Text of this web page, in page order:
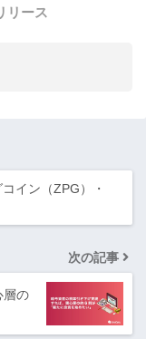
リース
イン（ZPG）・
次の記事
層の